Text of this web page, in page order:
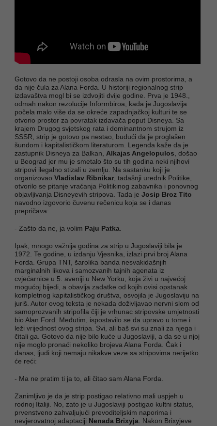
Gotovo da ne postoji osoba odrasla na ovim prostorima, a
da nije čula za Alana Forda. U historiji regionalnog strip
izdavaštva mogl bi se izdvojiti dvije godine. Prva je 1948.,
odmah nakon rezolucije Informbiroa, kada je Jugoslavija
počela malo više da se okreće zapadnjačkoj kulturi te se
otvorio prostor za povratak izdavača poput Disneya. Sa
krajem Drugog svjetskog rata i dominantnom strujom iz
SSSR, strip je gotovo pa nestao, budući da je proglašen
šundom i kapitalističkom literaturom. Legenda kaže da je
zastupnik Disneya za Balkan, Alkajas Angelopulos , došao
u Beograd jer mu je smetalo što su tih godina neki njihovi
stripovi ilegalno stizali u zemlju. Na sastanku koji je
organizovao Vladislav Ribnikar , tadašnji urednik Politike,
otvorilo se pitanje vraćanja Politikinog zabavnika i ponovnog
objavljivanja Disneyevih stripova. Tada je Josip Broz Tito
navodno izgovorio čuvenu rečenicu koja se i danas
prepričava:
- Zašto da ne, ja volim Paju Patka
Ipak, mnogo važnija godina za strip u Jugoslaviji bila je
1972. Te godine, u izdanju Vjesnika, izlazi prvi broj Alana
Forda. Grupa TNT, šarolika banda nesvakidašnjih
marginalnih likova i samozvanih tajnih agenata iz
cvjećarnice u 5. aveniji u New Yorku, koja živi u najvećoj
mogućoj bijedi, a obavlja zadatke od kojih ovisi opstanak
kompletnog kapitalističkog društva, osvojila je Jugoslaviju na
juriš. Autor ovog teksta je nekada doživljavao nervni slom od
samoprozvanih stripofila čiji je vrhunac stripovske umjetnosti
bio Alan Ford. Međutim, ispostavilo se da upravo u tome i
leži vrijednost ovog stripa. Svi, ali baš svi su znali za njega i
čitali ga. Gotovo da nije bilo kuće u Jugoslaviji, a da se u njoj
nije moglo pronaći nekoliko brojeva Alana Forda. Čak i
danas, ljudi koji nemaju nikakve veze sa stripovima nerijetko
će reći:
- Ma ne pratim ti ja to, ali čitao sam Alana Forda.
Zanimljivo je da je strip postigao relativno mali uspjeh u
rodnoj Italiji. No, zato je u Jugoslaviji postigao kultni status,
prvenstveno zahvaljujući prevoditeljskim naporima i
nevjerovatnoj adaptaciji Nenada Brixyja . Nakon Brixyjeve